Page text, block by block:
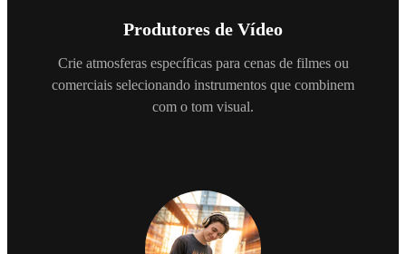
Produtores de Vídeo
Crie atmosferas específicas para cenas de filmes ou
comerciais selecionando instrumentos que combinem
com o tom visual.